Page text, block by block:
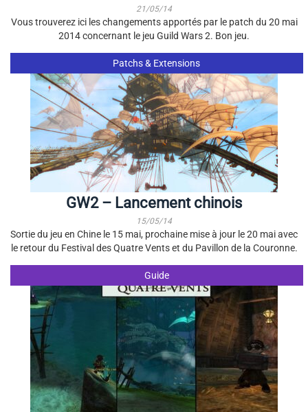
21/05/14
Vous trouverez ici les changements apportés par le patch du 20 mai
2014 concernant le jeu Guild Wars 2. Bon jeu.
Patchs & Extensions
GW2 – Lancement chinois
15/05/14
Sortie du jeu en Chine le 15 mai, prochaine mise à jour le 20 mai avec
le retour du Festival des Quatre Vents et du Pavillon de la Couronne.
Guide